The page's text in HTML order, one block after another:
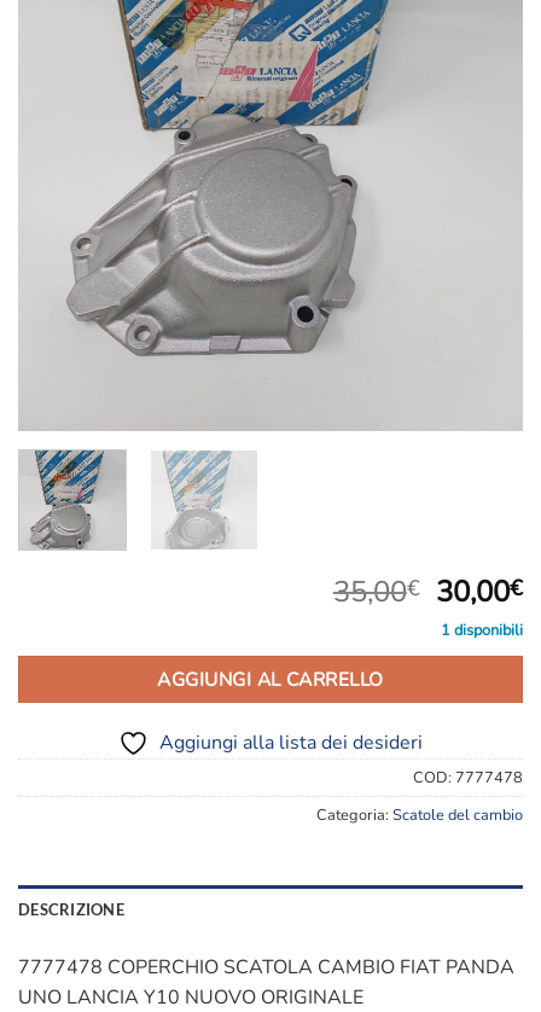
35,00€ Il
prezzo
35,00€.
30,00€Il
1 disponibili
AGGIUNGI AL CARRELLO
Aggiungi alla lista dei desideri
COD: 7777478
Categoria: Scatole del cambio
DESCRIZIONE
7777478 COPERCHIO SCATOLA CAMBIO FIAT PANDA
UNO LANCIA Y10 NUOVO ORIGINALE